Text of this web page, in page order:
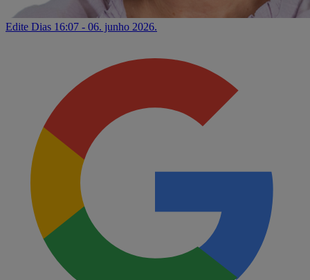
Edite Dias 16:07 - 06. junho 2026.